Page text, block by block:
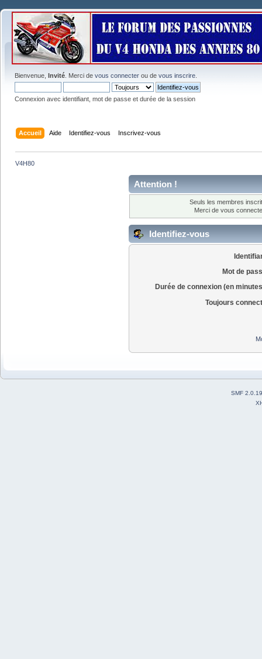
Bienvenue, Invité . Merci de vous connecter ou de vous inscrire
Connexion avec identifiant, mot de passe et durée de la session
Accueil Aide Identifiez-vous Inscrivez-vous
V4H80
Attention !
Seuls les membres
Merci de vous
Identifiez-vous
Mot de
Durée de connexion (en
Toujours
SMF 2.0.19